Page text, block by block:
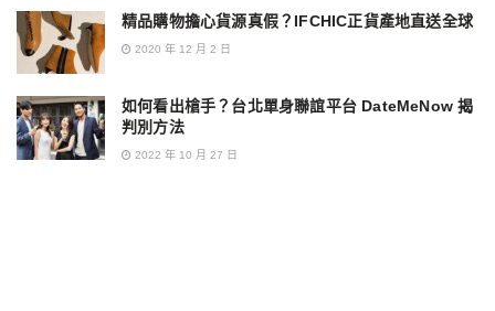
精品購物擔心貨源真假？IFCHIC正貨產地直送全球
2020 年 12 月 2 日
如何看出槍手？台北單身聯誼平台 DateMeNow 揭
判別方法
2022 年 10 月 27 日